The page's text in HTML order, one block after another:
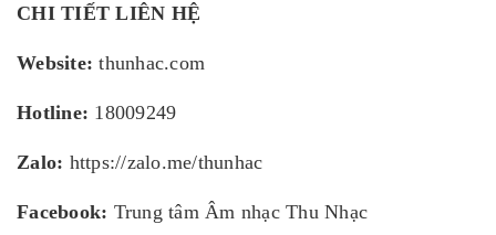
CHI TIẾT LIÊN HỆ
Website: thunhac.com
Hotline: 18009249
Zalo: https://zalo.me/thunhac
Facebook: Trung tâm Âm nhạc Thu Nhạc